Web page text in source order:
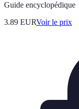
Guide encyclopédique
3.89 EURVoir le prix